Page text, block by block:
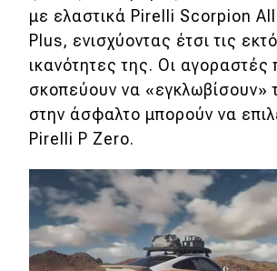
Μεταχειρισμένο
Οδηγός αγοράς
Συμβουλές
Χρηστικά
Συμβουλές
ΚΤΕΟ
με ελαστικά Pirelli Scorpion
Plus, ενισχύοντας έτσι τις
ικανότητες της. Οι αγοραστές
σκοπεύουν να «εγκλωβίσουν»
στην άσφαλτο μπορούν να
Pirelli P Zero.